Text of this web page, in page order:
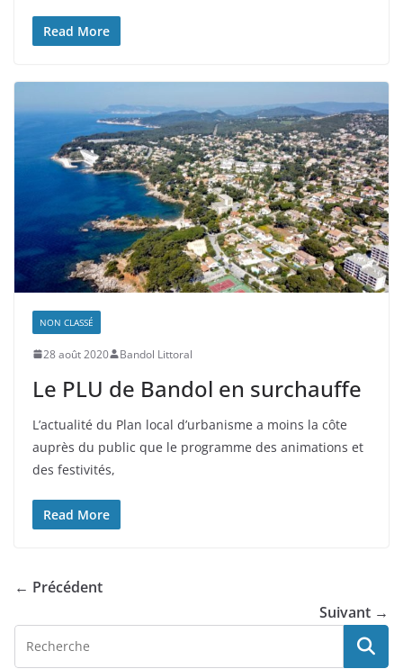
Read More
NON CLASSÉ
28 août 2020 Bandol Littoral
Le PLU de Bandol en surchauffe
L’actualité du Plan local d’urbanisme a moins la côte
auprès du public que le programme des animations et
des festivités,
Read More
← Précédent
Suivant →